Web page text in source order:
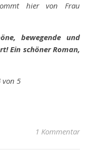
hier von Frau
bewegende und
Ein schöner Roman,
von 5
1 Kommentar